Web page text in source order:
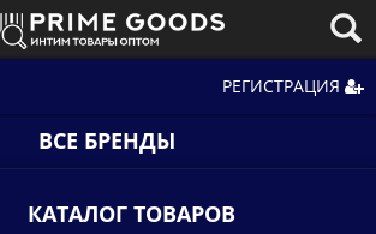
РЕГИСТРАЦИЯ
ВСЕ БРЕНДЫ
КАТАЛОГ ТОВАРОВ